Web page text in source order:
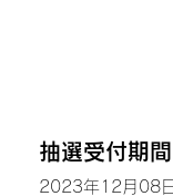
抽選受付期間
2023年12月08